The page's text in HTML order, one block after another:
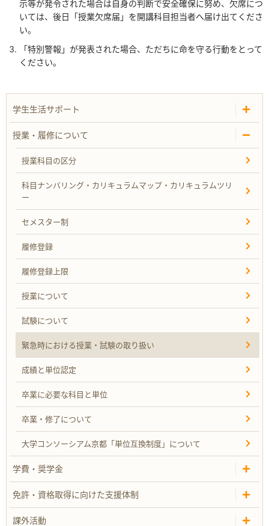
示等が発令された場合は自身の判断で安全確保に努め、欠席につ
いては、後日「授業欠席届」を開講科目担当者へ届け出てくださ
い。
「特別警報」が発表された場合、ただちに命を守る行動をとって
ください。
学生生活サポート
授業・履修について
授業科目の区分
科目ナンバリング・カリキュラムマップ・カリキュラムツリ
ー
セメスター制
履修登録
履修登録上限
授業について
試験について
緊急時における授業・試験の取り扱い
成績と単位認定
卒業に必要な科目と単位
卒業・修了について
大学コンソーシアム京都「単位互換制度」について
学費・奨学金
免許・資格取得に向けた支援体制
課外活動